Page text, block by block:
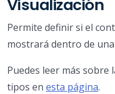
Visualización
Permite definir si el
mostrará dentro de
Puedes leer más sobre
tipos en esta página.